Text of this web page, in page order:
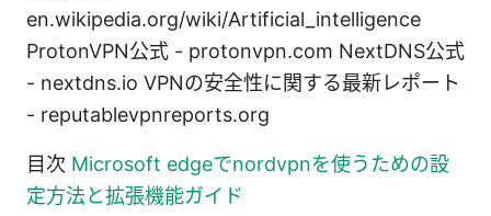
en.wikipedia.org/wiki/Artificial_intelligence
ProtonVPN公式 - protonvpn.com NextDNS公式
- nextdns.io VPNの安全性に関する最新レポート
- reputablevpnreports.org
目次 Microsoft edgeでnordvpnを使うための設
定方法と拡張機能ガイド